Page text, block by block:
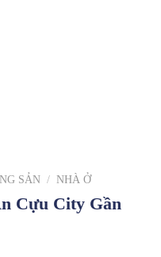
SẢN / NHÀ Ở
Cựu City Gần